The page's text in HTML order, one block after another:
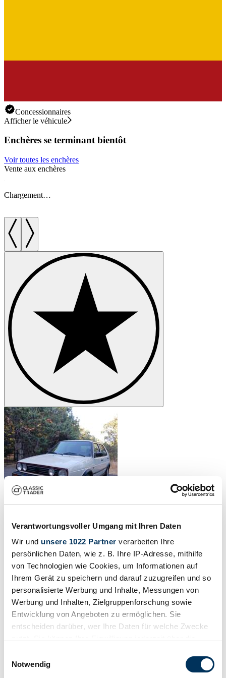
Verantwortungsvoller Umgang mit Ihren Daten
Wir und unsere 1022 Partner verarbeiten Ihre
persönlichen Daten, wie z. B. Ihre IP-Adresse, mithilfe
von Technologien wie Cookies, um Informationen auf
Ihrem Gerät zu speichern und darauf zuzugreifen und so
personalisierte Werbung und Inhalte, Messungen von
Werbung und Inhalten, Zielgruppenforschung sowie
Entwicklung von Angeboten zu ermöglichen. Sie
entscheiden darüber, wer Ihre Daten für welche Zwecke
Trigger Symbol ändern oder widerrufen
Notwendig
Concessionnaires
Afficher le véhicule
Enchères se terminant bientôt
Voir toutes les enchères
Vente aux enchères
Chargement…